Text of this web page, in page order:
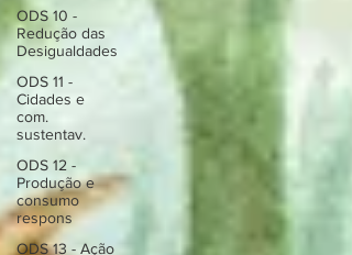
ODS 10 -
Redução das
Desigualdades
ODS 11 -
Cidades e
com.
sustentav.
ODS 12 -
Produção e
consumo
respons
ODS 13 - Ação